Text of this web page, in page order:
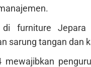
di furniture
sarung tangan dan